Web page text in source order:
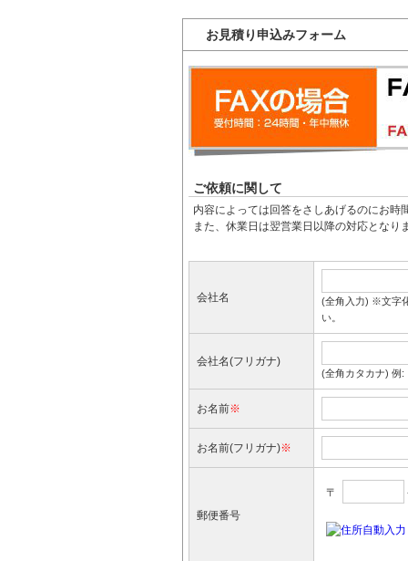
お見積り申込みフォーム
ご依頼に関して
内容によっては回答をさしあげるのにお時
また、休業日は翌営業日以降の対応となり
会社名
(全角入力) ※文字
い。
会社名(フリガナ)
(全角カタカナ) 例:
お名前※
お名前(フリガナ)※
郵便番号
〒